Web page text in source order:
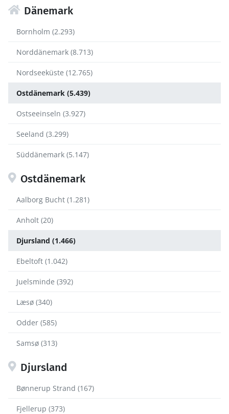
Dänemark
Bornholm (2.293)
Norddänemark (8.713)
Nordseeküste (12.765)
Ostdänemark (5.439)
Ostseeinseln (3.927)
Seeland (3.299)
Süddänemark (5.147)
Ostdänemark
Aalborg Bucht (1.281)
Anholt (20)
Djursland (1.466)
Ebeltoft (1.042)
Juelsminde (392)
Læsø (340)
Odder (585)
Samsø (313)
Djursland
Bønnerup Strand (167)
Fjellerup (373)